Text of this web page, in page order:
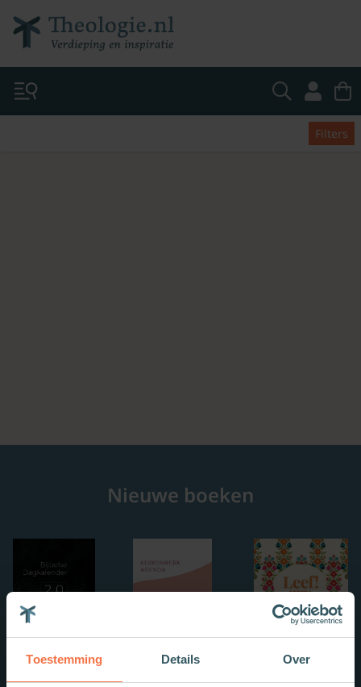
Toestemming Details Over
Filters
Nieuwe boeken